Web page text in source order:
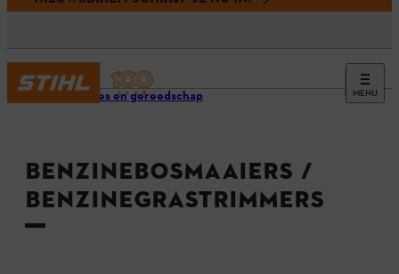
MENU
Machines en gereedschap
BENZINEBOSMAAIERS /
BENZINEGRASTRIMMERS